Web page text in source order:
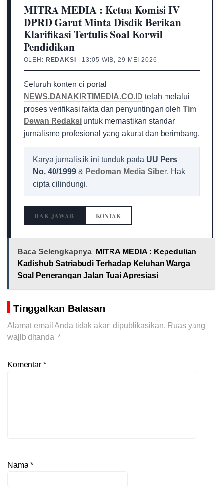
MITRA MEDIA : Ketua Komisi IV
DPRD Garut Minta Disdik Berikan
Klarifikasi Tertulis Soal Korwil
Pendidikan
OLEH: REDAKSI | 13:05 WIB, 29 MEI 2026
Seluruh konten di portal
NEWS.DANAKIRTIMEDIA.CO.ID telah melalui
proses verifikasi fakta dan penyuntingan oleh Tim
Dewan Redaksi untuk memastikan standar
jurnalisme profesional yang akurat dan berimbang.
Karya jurnalistik ini tunduk pada UU Pers
No. 40/1999 & Pedoman Media Siber. Hak
cipta dilindungi.
HAK JAWAB KONTAK
Baca Selengkapnya
MITRA MEDIA : Kepedulian
Kadishub Satriabudi Terhadap Keluhan Warga
Soal Penerangan Jalan Tuai Apresiasi
Tinggalkan Balasan
Alamat email Anda tidak akan dipublikasikan. Ruas yang
wajib ditandai *
Komentar *
Nama *